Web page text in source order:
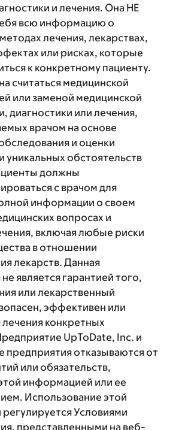
и лечения. Она НЕ
всю информацию о
лечения, лекарствах,
или рисках, которые
к конкретному пациенту.
считаться медицинской
или заменой медицинской
диагностики или лечения,
врачом на основе
и оценки
уникальных обстоятельств
должны
с врачом для
информации о своем
вопросах и
включая любые риски
в отношении
лекарств. Данная
является гарантией того,
или лекарственный
эффективен или
конкретных
UpToDate, Inc. и
предприятия отказываются от
или обязательств,
информацией или ее
Использование этой
Условиями
представленными на веб-